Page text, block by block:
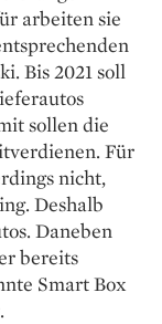
arbeiten sie
Bis 2021 soll
sollen die
Für
nicht,
Deshalb
Daneben
bereits
Smart Box